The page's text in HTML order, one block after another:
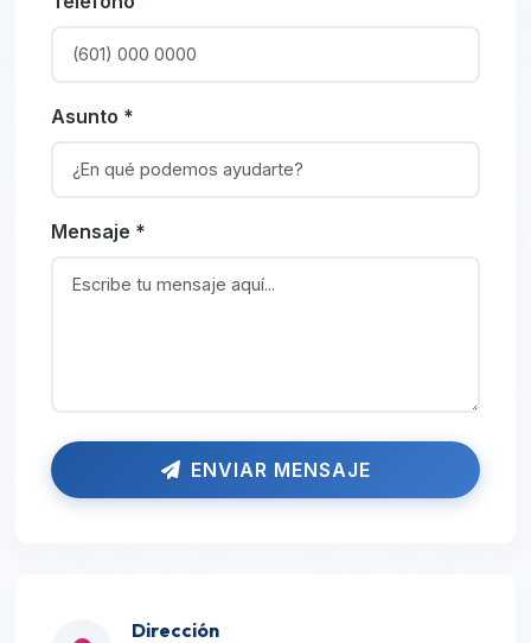
Asunto *
Mensaje *
ENVIAR MENSAJE
Dirección